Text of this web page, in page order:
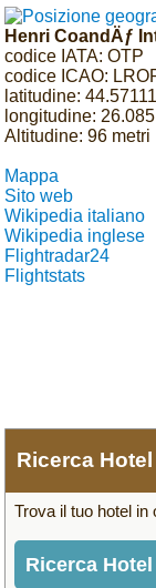
Henri CoandÄƒ
codice IATA: OTP
codice ICAO:
latitudine:
longitudine: 26.085
Altitudine: 96 metri
Mappa
Sito web
Wikipedia italiano
Wikipedia inglese
Flightradar24
Flightstats
Ricerca Hotel
Trova il tuo hotel in
Ricerca Hotel